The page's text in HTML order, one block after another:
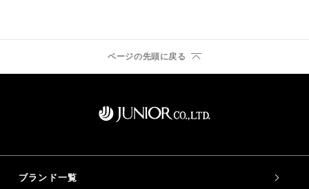
ページの先頭に戻る
ブランド一覧